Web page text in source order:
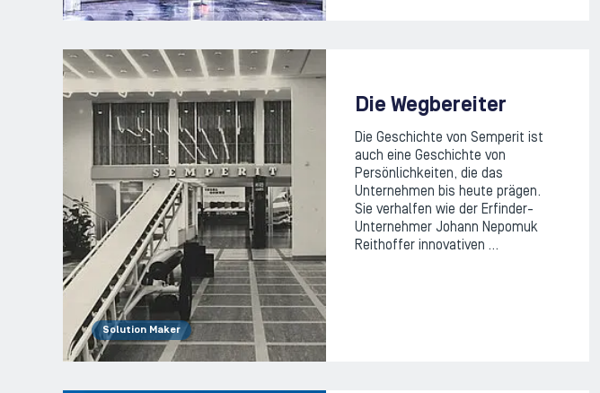
Solution Maker
Die Wegbereiter
Die Geschichte von Semperit ist
auch eine Geschichte von
Persönlichkeiten, die das
Unternehmen bis heute prägen.
Sie verhalfen wie der Erfinder-
Unternehmer Johann Nepomuk
Reithoffer innovativen …